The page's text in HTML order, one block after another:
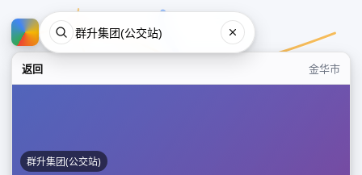
返回 金华市
群升集团(公交站)